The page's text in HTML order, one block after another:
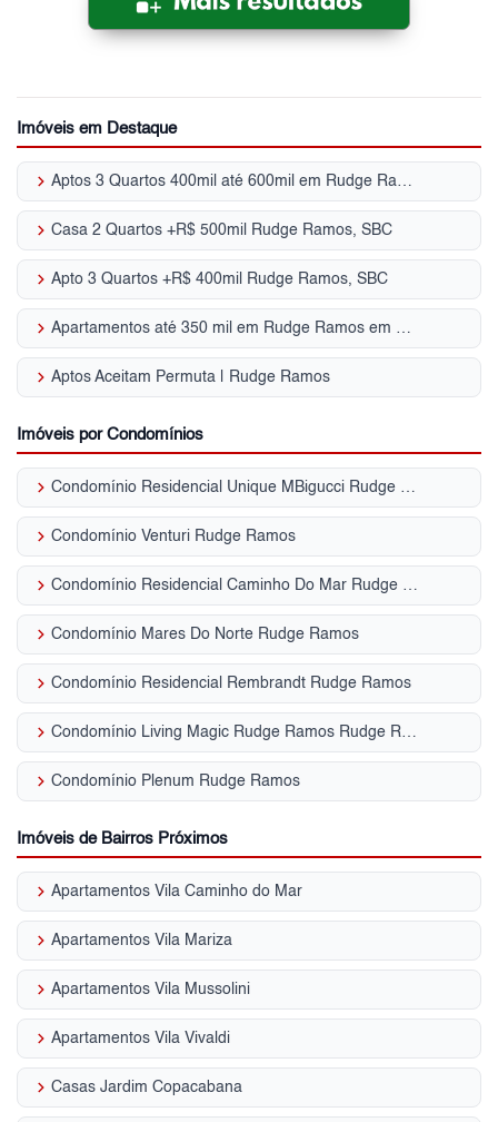
Imóveis em Destaque
keyboard_arrow_right Aptos 3 Quartos 400mil até 600mil em Rudge Ramos em SBC, SP para Venda
keyboard_arrow_right Casa 2 Quartos +R$ 500mil Rudge Ramos, SBC
keyboard_arrow_right Apto 3 Quartos +R$ 400mil Rudge Ramos, SBC
keyboard_arrow_right Apartamentos até 350 mil em Rudge Ramos em SBC, SP para Venda
keyboard_arrow_right Aptos Aceitam Permuta | Rudge Ramos
Imóveis por Condomínios
keyboard_arrow_right Condomínio Residencial Unique MBigucci Rudge Ramos
keyboard_arrow_right Condomínio Venturi Rudge Ramos
keyboard_arrow_right Condomínio Residencial Caminho Do Mar Rudge Ramos
keyboard_arrow_right Condomínio Mares Do Norte Rudge Ramos
keyboard_arrow_right Condomínio Residencial Rembrandt Rudge Ramos
keyboard_arrow_right Condomínio Living Magic Rudge Ramos Rudge Ramos
keyboard_arrow_right Condomínio Plenum Rudge Ramos
Imóveis de Bairros Próximos
keyboard_arrow_right Apartamentos Vila Caminho do Mar
keyboard_arrow_right Apartamentos Vila Mariza
keyboard_arrow_right Apartamentos Vila Mussolini
keyboard_arrow_right Apartamentos Vila Vivaldi
keyboard_arrow_right Casas Jardim Copacabana